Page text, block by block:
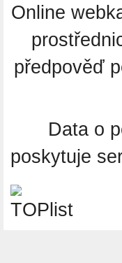
Online
předpověď
Data o
poskytuje